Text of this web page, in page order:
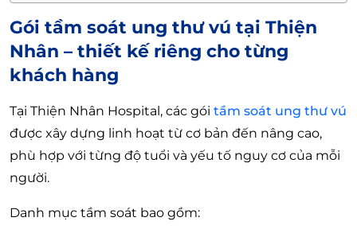
Gói tầm soát ung thư vú tại Thiện
Nhân – thiết kế riêng cho từng
khách hàng
Tại Thiện Nhân Hospital, các gói tầm soát ung thư vú
được xây dựng linh hoạt từ cơ bản đến nâng cao,
phù hợp với từng độ tuổi và yếu tố nguy cơ của mỗi
người.
Danh mục tầm soát bao gồm: